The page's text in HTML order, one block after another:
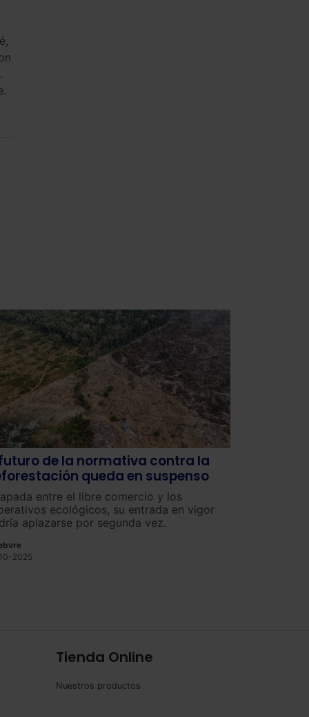
de la normativa contra la
queda en suspenso
entre el libre comercio y los
ecológicos, su entrada en vigor
aplazarse por segunda vez.
2025
Tienda Online
Nuestros productos